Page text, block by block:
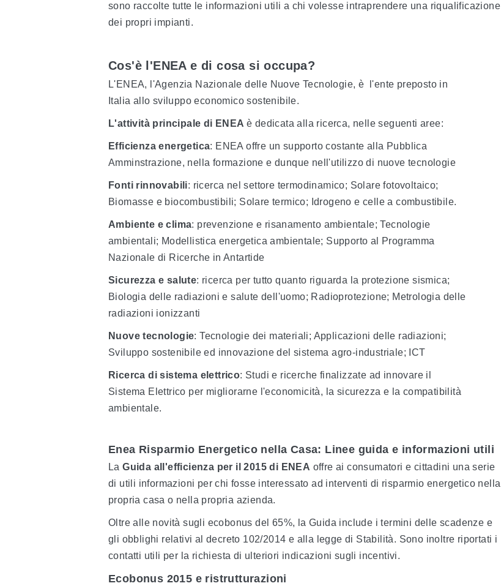
sono raccolte tutte le informazioni utili a chi volesse intraprendere una riqualificazione
dei propri impianti.
Cos'è l'ENEA e di cosa si occupa?
L'ENEA, l'Agenzia Nazionale delle Nuove Tecnologie, è l'ente preposto in
Italia allo sviluppo economico sostenibile.
L'attività principale di ENEA è dedicata alla ricerca, nelle seguenti aree:
Efficienza energetica: ENEA offre un supporto costante alla Pubblica
Amminstrazione, nella formazione e dunque nell'utilizzo di nuove tecnologie
Fonti rinnovabili: ricerca nel settore termodinamico; Solare fotovoltaico;
Biomasse e biocombustibili; Solare termico; Idrogeno e celle a combustibile.
Ambiente e clima: prevenzione e risanamento ambientale; Tecnologie
ambientali; Modellistica energetica ambientale; Supporto al Programma
Nazionale di Ricerche in Antartide
Sicurezza e salute: ricerca per tutto quanto riguarda la protezione sismica;
Biologia delle radiazioni e salute dell'uomo; Radioprotezione; Metrologia delle
radiazioni ionizzanti
Nuove tecnologie: Tecnologie dei materiali; Applicazioni delle radiazioni;
Sviluppo sostenibile ed innovazione del sistema agro-industriale; ICT
Ricerca di sistema elettrico: Studi e ricerche finalizzate ad innovare il
Sistema Elettrico per migliorarne l'economicità, la sicurezza e la compatibilità
ambientale.
Enea Risparmio Energetico nella Casa: Linee guida e informazioni utili
LaGuida all'efficienza per il 2015 di ENEA offre ai consumatori e cittadini una serie
di utili informazioni per chi fosse interessato ad interventi di risparmio energetico nella
propria casa o nella propria azienda.
Oltre alle novità sugli ecobonus del 65%, la Guida include i termini delle scadenze e
gli obblighi relativi al decreto 102/2014 e alla legge di Stabilità. Sono inoltre riportati i
contatti utili per la richiesta di ulteriori indicazioni sugli incentivi.
Ecobonus 2015 e ristrutturazioni